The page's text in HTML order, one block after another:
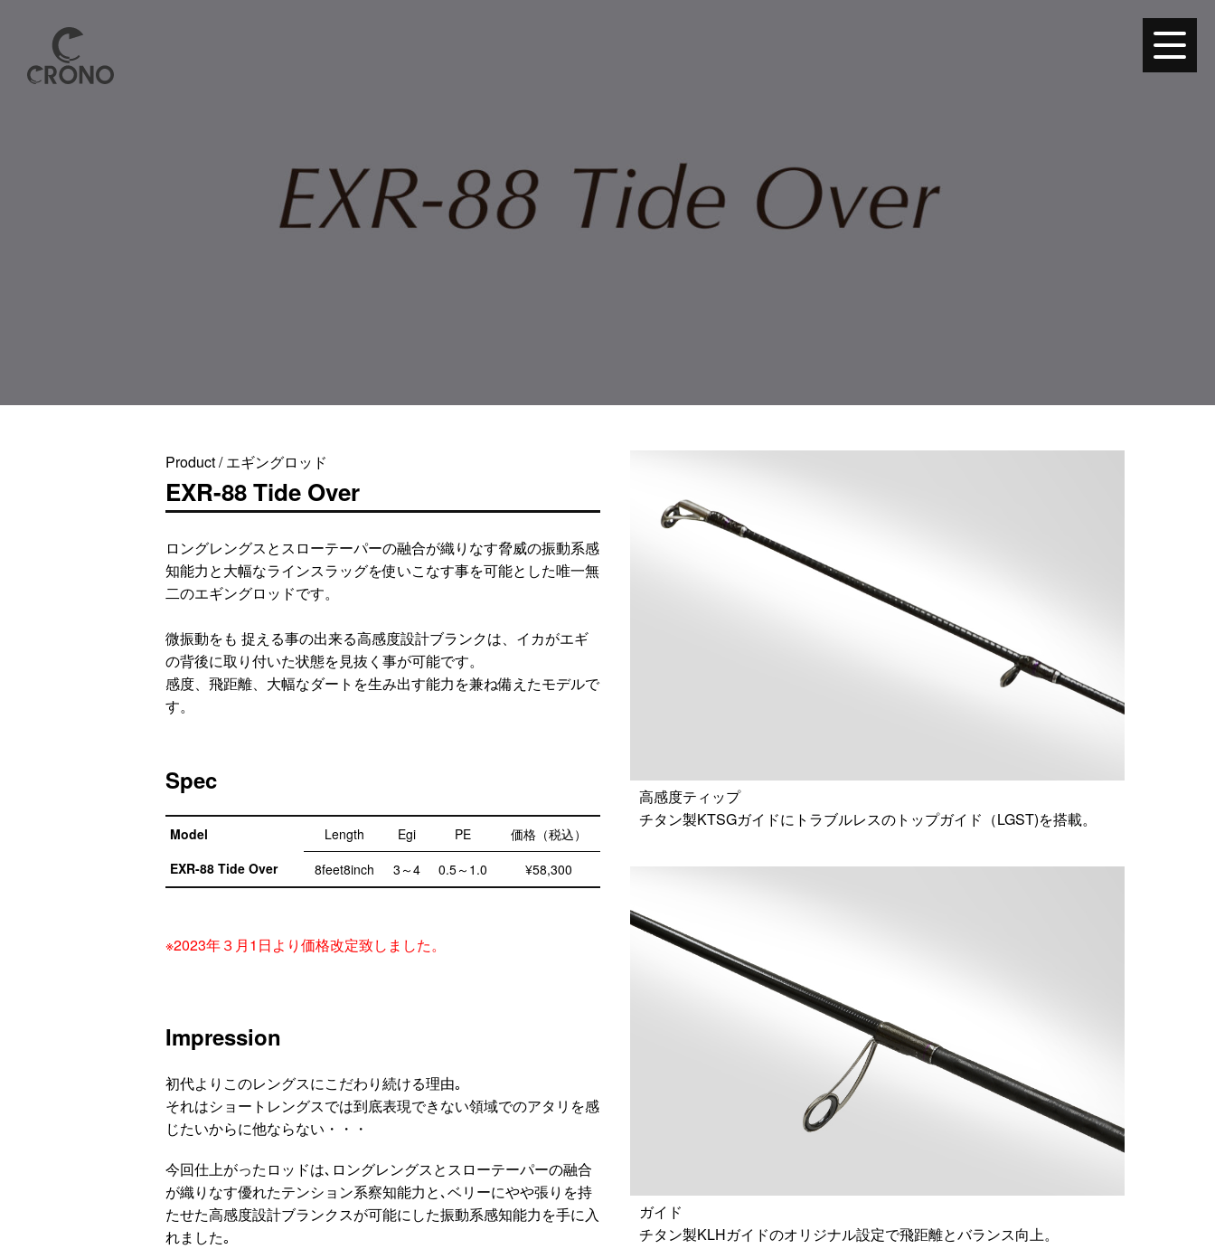
Product / エギングロッド
EXR-88 Tide Over
ロングレングスとスローテーパーの融合が織りなす脅威の振動系感
知能力と大幅なラインスラッグを使いこなす事を可能とした唯一無
二のエギングロッドです。
微振動をも 捉える事の出来る高感度設計ブランクは、イカがエギ
の背後に取り付いた状態を見抜く事が可能です。
感度、飛距離、大幅なダートを生み出す能力を兼ね備えたモデルで
す。
Spec
Model Length Egi PE
価格（税込）
EXR-88 Tide Over
8feet8inch 3～4 0.5～1.0 ¥58,300
※2023年３月1日より価格改定致しました。
Impression
初代よりこのレングスにこだわり続ける理由｡
それはショートレングスでは到底表現できない領域でのアタリを感
じたいからに他ならない・・・
今回仕上がったロッドは､ロングレングスとスローテーパーの融合
が織りなす優れたテンション系察知能力と､ベリーにやや張りを持
たせた高感度設計ブランクスが可能にした振動系感知能力を手に入
れました｡
高感度ティップ
チタン製KTSGガイドにトラブルレスのトップガイド（LGST)を搭載。
ガイド
チタン製KLHガイドのオリジナル設定で飛距離とバランス向上。